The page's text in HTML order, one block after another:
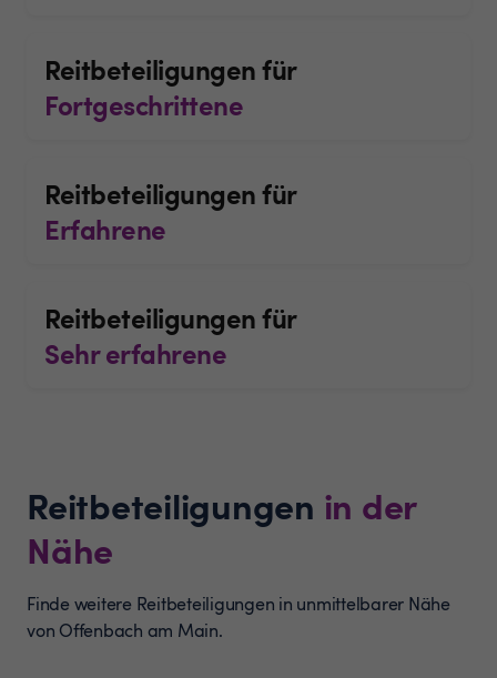
Reitbeteiligungen für
Fortgeschrittene
Reitbeteiligungen für
Erfahrene
Reitbeteiligungen für
Sehr erfahrene
Reitbeteiligungen in der
Nähe
Finde weitere Reitbeteiligungen in unmittelbarer Nähe
von Offenbach am Main.